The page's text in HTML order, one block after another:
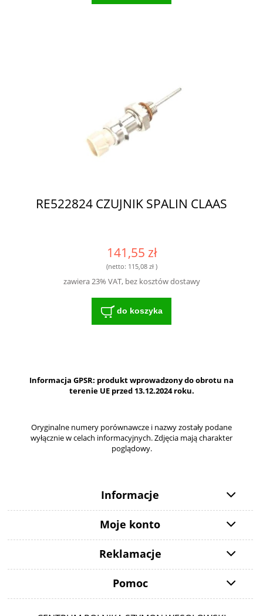
RE522824 CZUJNIK SPALIN CLAAS
141,55 zł
(netto: 115,08 zł)
zawiera 23% VAT, bez kosztów dostawy
do koszyka
Informacja GPSR: produkt wprowadzony do obrotu na
terenie UE przed 13.12.2024 roku.
Oryginalne numery porównawcze i nazwy zostały podane
wyłącznie w celach informacyjnych. Zdjęcia mają charakter
poglądowy.
Informacje
Moje konto
Reklamacje
Pomoc